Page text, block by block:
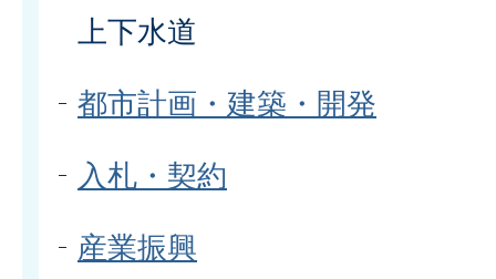
上下水道
都市計画・建築・開発
入札・契約
産業振興